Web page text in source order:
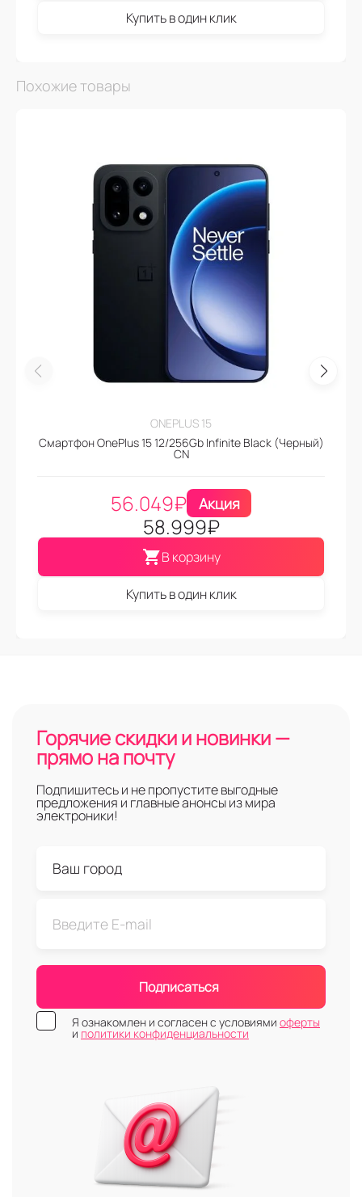
Купить в один клик
Похожие товары
ONEPLUS 15
Смартфон OnePlus 15 12/256Gb Infinite Black (Черный)
CN
56.049₽ Акция
58.999₽
В корзину
Купить в один клик
Горячие скидки и новинки —
прямо на почту
Подпишитесь и не пропустите выгодные
предложения и главные анонсы из мира
электроники!
Подписаться
Я ознакомлен и согласен с условиями оферты
и политики конфиденциальности